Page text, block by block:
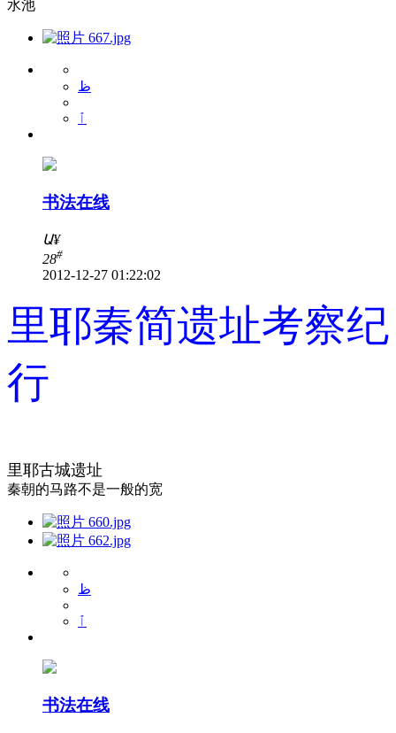
水池
ظ
ٱ
书法在线
Ա¥
28#
2012-12-27 01:22:02
里耶秦简遗址考察纪
行
里耶古城遗址
秦朝的马路不是一般的宽
ظ
ٱ
书法在线